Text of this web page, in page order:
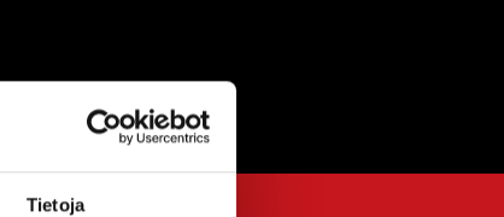
Tietoja